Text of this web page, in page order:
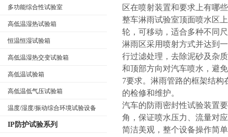
多功能综合性试验室
高低温湿热试验箱
恒温恒湿试验箱
高低温湿热交变试验箱
高低温试验箱
高低温低气压试验箱
温度/湿度/振动综合环境试验设备
IP防护试验系列
区在喷射装置和要求上有哪
整车淋雨试验室顶面喷水区
轮，可移动，适合多种不同
淋雨区采用喷射方式并达到
行过滤处理，去除泥砂及杂
和顶部方向对汽车喷水，避
7要求。淋雨管路的框架结
的检修和维护。
汽车的防雨密封性试验装置
角，保证喷水压力、流量对
简洁美观，整个设备操作简